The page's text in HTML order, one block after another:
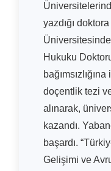
yazdığı
Hukuku
doçentlik tezi
alınarak,
kazandı.
başardı.
Gelişimi ve